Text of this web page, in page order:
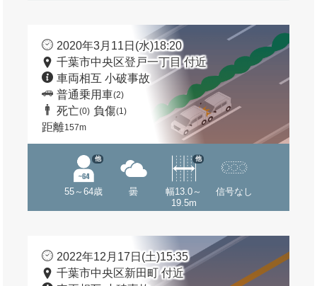
2020年3月11日(水)18:20
千葉市中央区登戸一丁目 付近
車両相互 小破事故
普通乗用車(2)
死亡(0) 負傷(1)
距離157m
55～64歳
他
曇
幅13.0～
19.5m
他
信号なし
2022年12月17日(土)15:35
千葉市中央区新田町 付近